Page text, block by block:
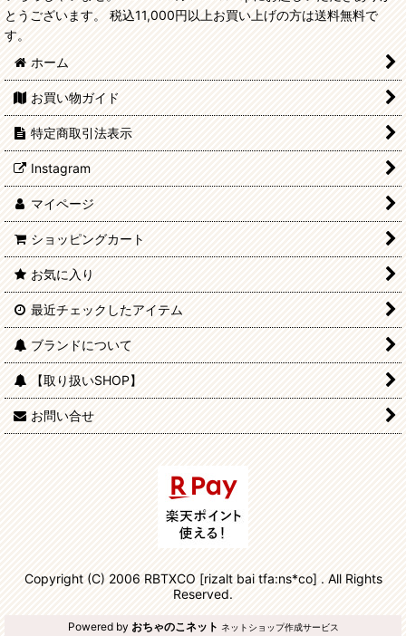
とうございます。 税込11,000円以上お買い上げの方は送料無料で
す。
ホーム
お買い物ガイド
特定商取引法表示
Instagram
マイページ
ショッピングカート
お気に入り
最近チェックしたアイテム
ブランドについて
【取り扱いSHOP】
お問い合せ
Copyright (C) 2006 RBTXCO [rizalt bai tfa:ns*co] . All Rights
Reserved.
Powered by おちゃのこネット ネットショップ作成サービス